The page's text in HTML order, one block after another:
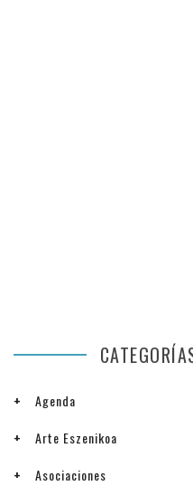
Agenda
Arte Eszenikoa
Asociaciones